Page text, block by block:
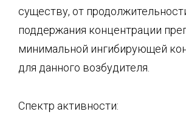
существу, от
поддержания концентрации
минимальной ингибирующей
для данного возбудителя.
Спектр активности: